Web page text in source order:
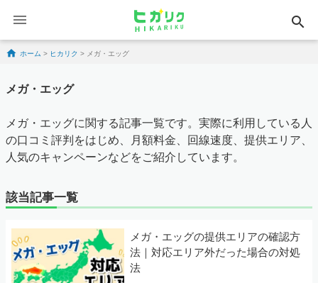
search
Skip to content
ホーム > ヒカリク > メガ・エッグ
メガ・エッグ
メガ・エッグに関する記事一覧です。実際に利用している人
の口コミ評判をはじめ、月額料金、回線速度、提供エリア、
人気のキャンペーンなどをご紹介しています。
該当記事一覧
メガ・エッグの提供エリアの確認方
法｜対応エリア外だった場合の対処
法